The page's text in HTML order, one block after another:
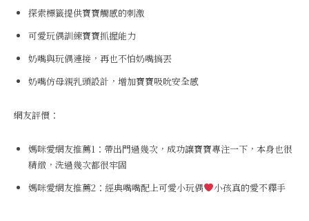
探索標籤提供寶寶觸感的刺激
可愛玩偶訓練寶寶抓握能力
奶嘴與玩偶連接，再也不怕奶嘴搞丟
奶嘴仿母親乳頭設計，增加寶寶吸吮安全感
網友評價：
媽咪愛網友推薦1：帶出門過幾次，成功讓寶寶專注一下，本身也很
精緻，洗過幾次都很牢固
媽咪愛網友推薦2：經典嘴嘴配上可愛小玩偶
小孩真的愛不釋手